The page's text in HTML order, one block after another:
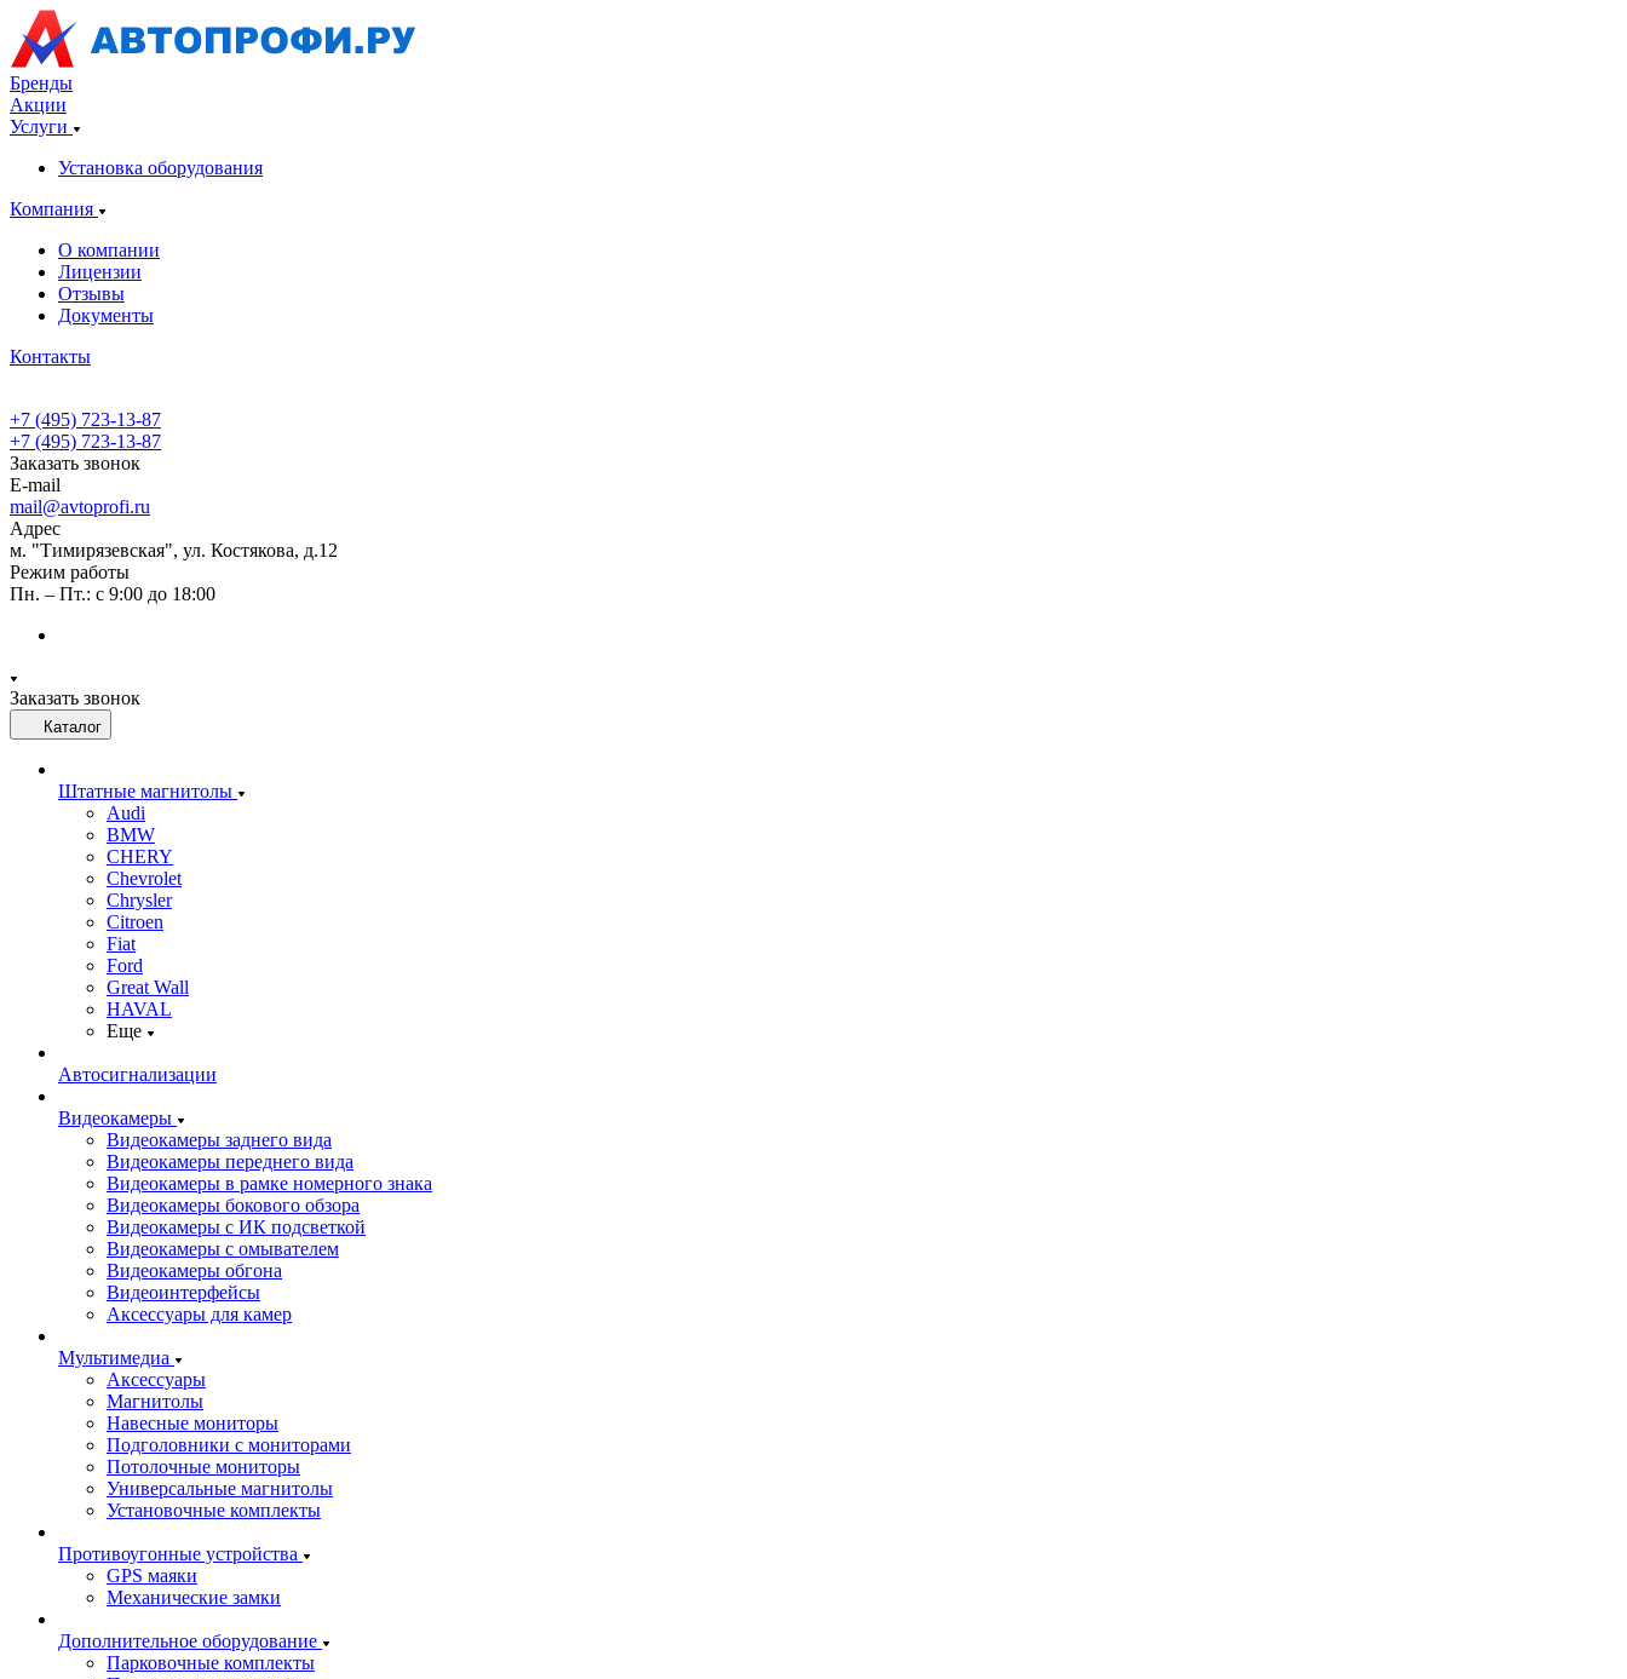
Бренды
Акции
Услуги
Установка оборудования
Компания
О компании
Лицензии
Отзывы
Документы
Контакты
+7 (495) 723-13-87
+7 (495) 723-13-87
Заказать звонок
E-mail
mail@avtoprofi.ru
Адрес
м. "Тимирязевская", ул. Костякова, д.12
Режим работы
Пн. – Пт.: с 9:00 до 18:00
Заказать звонок
Каталог
Штатные магнитолы
Audi
BMW
CHERY
Chevrolet
Chrysler
Citroen
Fiat
Ford
Great Wall
HAVAL
Еще
Автосигнализации
Видеокамеры
Видеокамеры заднего вида
Видеокамеры переднего вида
Видеокамеры в рамке номерного знака
Видеокамеры бокового обзора
Видеокамеры с ИК подсветкой
Видеокамеры с омывателем
Видеокамеры обгона
Видеоинтерфейсы
Аксессуары для камер
Мультимедиа
Аксессуары
Магнитолы
Навесные мониторы
Подголовники с мониторами
Потолочные мониторы
Универсальные магнитолы
Установочные комплекты
Противоугонные устройства
GPS маяки
Механические замки
Дополнительное оборудование
Парковочные комплекты